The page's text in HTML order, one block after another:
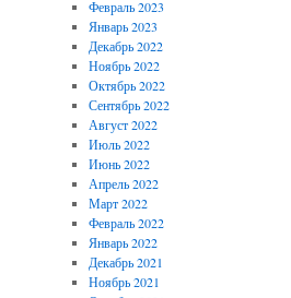
Февраль 2023
Январь 2023
Декабрь 2022
Ноябрь 2022
Октябрь 2022
Сентябрь 2022
Август 2022
Июль 2022
Июнь 2022
Апрель 2022
Март 2022
Февраль 2022
Январь 2022
Декабрь 2021
Ноябрь 2021